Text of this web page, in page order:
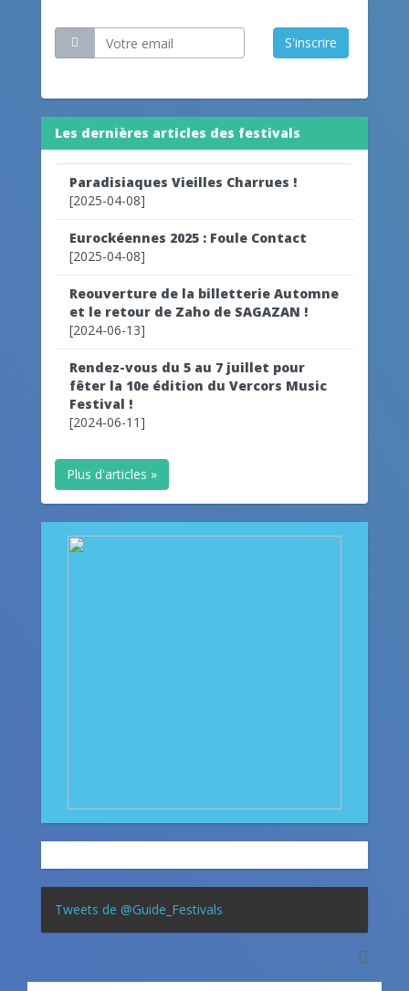
S'inscrire
Les dernières articles des festivals
Paradisiaques Vieilles Charrues !
[2025-04-08]
Eurockéennes 2025 : Foule Contact
[2025-04-08]
Reouverture de la billetterie Automne
et le retour de Zaho de SAGAZAN !
[2024-06-13]
Rendez-vous du 5 au 7 juillet pour
fêter la 10e édition du Vercors Music
Festival !
[2024-06-11]
Plus d'articles »
Tweets de @Guide_Festivals